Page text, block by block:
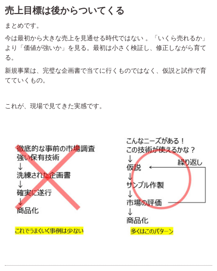
売上目標は後からついてくる
まとめです。
今は最初から大きな売上を見通せる時代ではない 。
「いくら売れるか」
より「価値が強いか」を見る。最初は小さく検証し、修正しながら育て
る。
新規事業は、完璧な企画書で当てに行くものではなく、仮説と試作で育
てていくもの。
これが、現場で見てきた実感です。